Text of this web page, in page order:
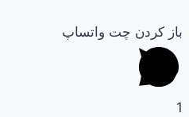
باز کردن چت واتساپ
1